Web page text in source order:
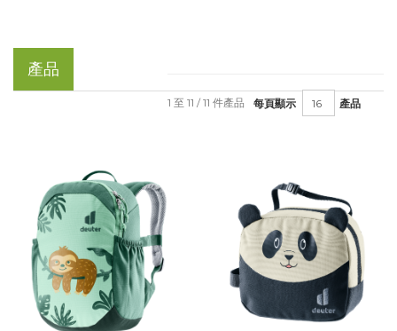
產品
每頁顯示 產品
1 至 11 / 11 件產品